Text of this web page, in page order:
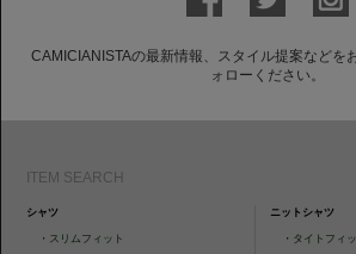
CAMICIANISTAの最新情報、スタイル提案などを
ォローください。
ITEM SEARCH
シャツ
・ スリムフィット
ニットシャツ
・ タイトフィ